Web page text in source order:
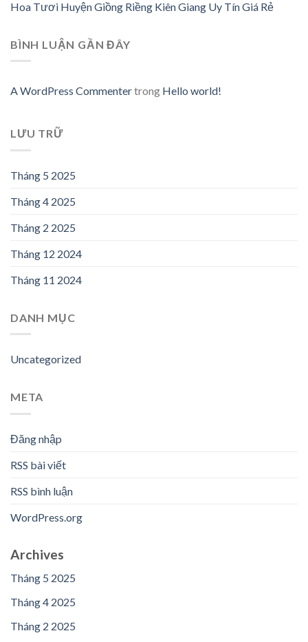
Hoa Tươi Huyện Giồng Riềng Kiên Giang Uy Tín Giá Rẻ
BÌNH LUẬN GẦN ĐÂY
A WordPress Commentertrong Hello world!
LƯU TRỮ
Tháng 5 2025
Tháng 4 2025
Tháng 2 2025
Tháng 12 2024
Tháng 11 2024
DANH MỤC
Uncategorized
META
Đăng nhập
RSS bài viết
RSS bình luận
WordPress.org
Archives
Tháng 5 2025
Tháng 4 2025
Tháng 2 2025